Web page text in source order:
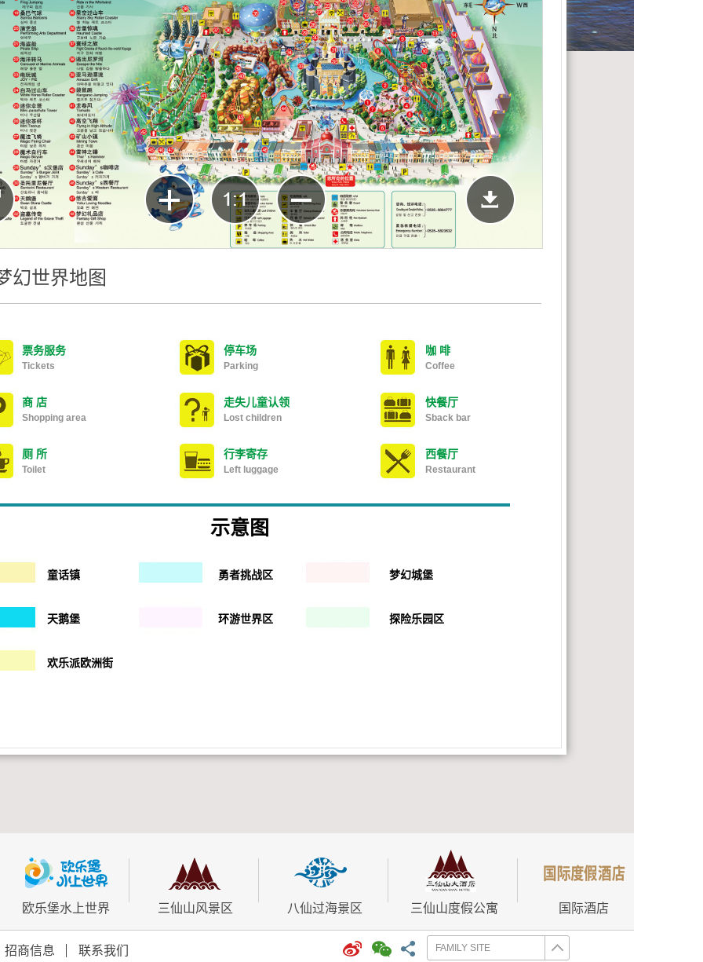
幻世界地图
票务服务
Tickets
商 店
Shopping area
厕 所
Toilet
停车场
Parking
走失儿童认领
Lost children
行李寄存
Left luggage
咖 啡
Coffee
快餐厅
Sback bar
西餐厅
Restaurant
示意图
童话镇 勇者挑战区 梦幻城堡
天鹅堡 环游世界区 探险乐园区
欢乐派欧洲街
欧乐堡水上世界 三仙山风景区 八仙过海景区 三仙山度假公寓 国际酒店
招商信息 联系我们 FAMILY SITE